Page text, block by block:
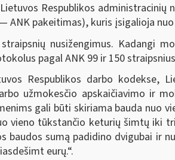
Respublikos
pakeitimas), kuris įsigalioja
nusižengimus. Kadangi
pagal ANK 99 ir 150
Respublikos darbo kodekse,
užmokesčio apskaičiavimo ir
gali būti skiriama bauda nuo
vieno tūkstančio keturių šimtų iki
sumą padidino dvigubai ir
eurų.“.